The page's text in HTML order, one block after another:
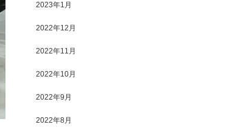
2023年1月
2022年12月
2022年11月
2022年10月
2022年9月
2022年8月